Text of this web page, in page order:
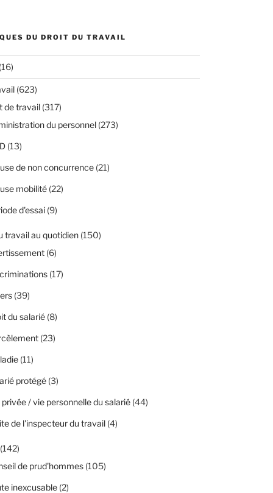
DU DROIT DU TRAVAIL
(623)
de travail(317)
du personnel(273)
(13)
de non concurrence(21)
mobilité(22)
d'essai(9)
travail au quotidien(150)
(6)
(17)
(39)
du salarié(8)
(23)
(11)
protégé(3)
/ vie personnelle du salarié(44)
de l'inspecteur du travail(4)
de prud'hommes(105)
inexcusable(2)